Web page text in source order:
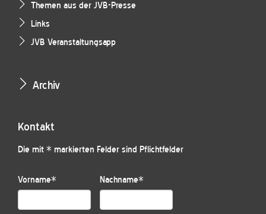
Themen aus der JVB-Presse
Links
JVB Veranstaltungsapp
Archiv
Kontakt
Die mit * markierten Felder sind Pflichtfelder
Vorname* Nachname*